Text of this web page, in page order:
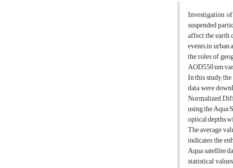
Investigation
suspended
affect the earth
events in urban
the roles of
AOD550 nm
In this study,
data were
Normalized
using the Aqua
optical depths
The average
indicates the
Aqua satellite
statistical